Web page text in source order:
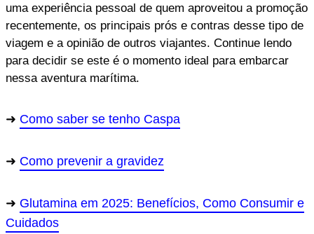
uma experiência pessoal de quem aproveitou a promoção
recentemente, os principais prós e contras desse tipo de
viagem e a opinião de outros viajantes. Continue lendo
para decidir se este é o momento ideal para embarcar
nessa aventura marítima.
Como saber se tenho Caspa
Como prevenir a gravidez
Glutamina em 2025: Benefícios, Como Consumir e
Cuidados